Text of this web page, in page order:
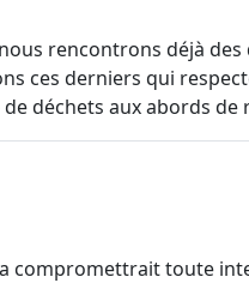
rencontrons déjà
ces derniers qui
déchets aux abords de
compromettrait toute